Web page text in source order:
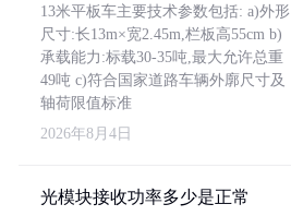
13米平板车主要技术参数包括: a)外形
尺寸:长13m×宽2.45m,栏板高55cm b)
承载能力:标载30-35吨,最大允许总重
49吨 c)符合国家道路车辆外廓尺寸及
轴荷限值标准
2026年8月4日
光模块接收功率多少是正常